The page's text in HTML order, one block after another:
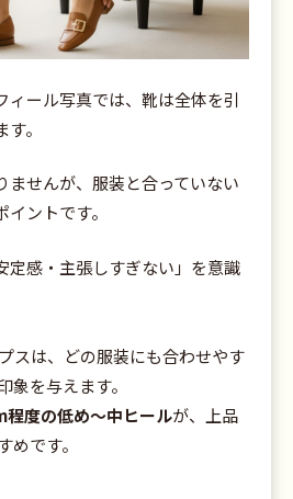
ィール写真では、靴は全体を引
。
ませんが、服装と合っていない
ントです。
定感・主張しすぎない」を意識
スは、どの服装にも合わせやす
象を与えます。
程度の低め〜中ヒールが、上品
めです。